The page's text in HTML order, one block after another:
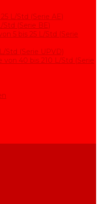
L/Std (Serie AE)
Std (Serie BE)
5 bis 25 L/Std (Serie
Std (Serie UPVD)
von 40 bis 210 L/Std (Serie